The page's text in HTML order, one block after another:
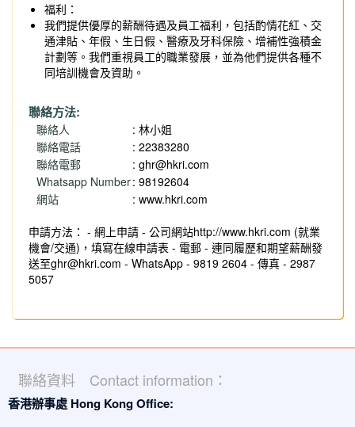
福利：
我們提供優厚的薪酬待遇及員工福利，包括酌情花紅、交
通津貼、年假、生日假、醫療及牙科保險、增補性強積金
計劃等。我們重視員工的職業發展，並為他們提供各種不
同培訓機會及資助。
聯絡方法:
聯絡人
: 林小姐
聯絡電話
: 22383280
聯絡電郵
: ghr@hkri.com
Whatsapp Number: 98192604
網站
: www.hkri.com
申請方法： - 網上申請 - 公司網站http://www.hkri.com (就業
機會/交通)，填寫在線申請表 - 電郵 - 連同履歷和期望薪酬發
送至ghr@hkri.com - WhatsApp - 9819 2604 - 傳真 - 2987
5057
聯絡資料 Contact information：
香港辦事處 Hong Kong Office: